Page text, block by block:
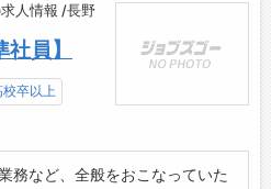
人情報 /長野
員】
校卒以上
務など、全般をおこなっていた